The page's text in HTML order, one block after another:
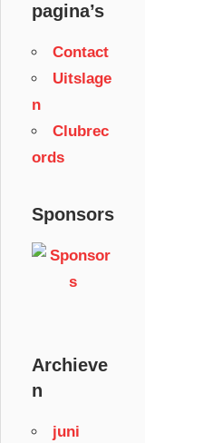
pagina’s
Contact
Uitslage
n
Clubrec
ords
Sponsors
Archieve
n
juni